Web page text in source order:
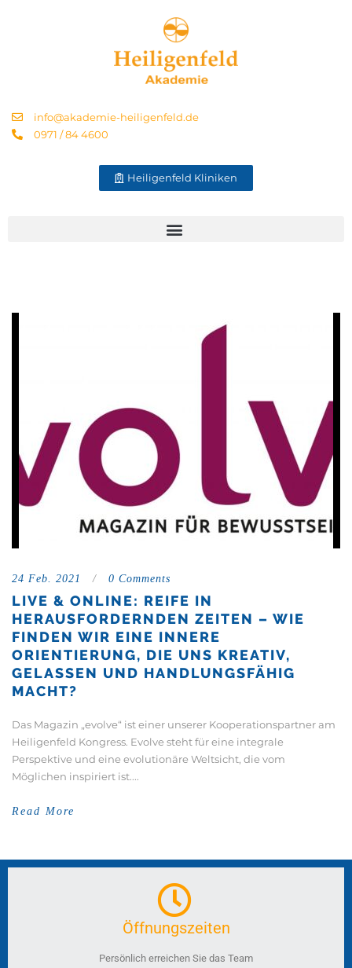
info@akademie-heiligenfeld.de
0971 / 84 4600
Heiligenfeld Kliniken
24 Feb. 2021 / 0 Comments
LIVE & ONLINE: REIFE IN
HERAUSFORDERNDEN ZEITEN – WIE
FINDEN WIR EINE INNERE
ORIENTIERUNG, DIE UNS KREATIV,
GELASSEN UND HANDLUNGSFÄHIG
MACHT?
Das Magazin „evolve“ ist einer unserer Kooperationspartner am
Heiligenfeld Kongress. Evolve steht für eine integrale
Perspektive und eine evolutionäre Weltsicht, die vom
Möglichen inspiriert ist....
Read More
Öffnungszeiten
Persönlich erreichen Sie das Team